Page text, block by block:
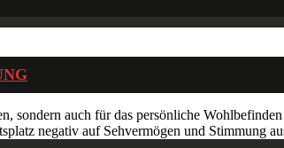
sondern auch für das persönliche
negativ auf Sehvermögen und Stimmung